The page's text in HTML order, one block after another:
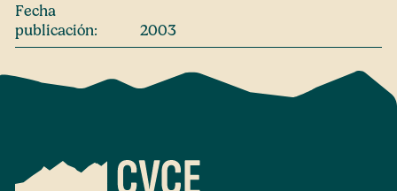
Fecha
publicación:
2003